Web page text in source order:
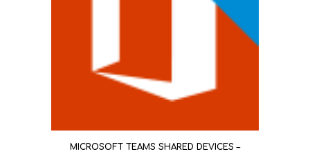
MICROSOFT TEAMS SHARED DEVICES –